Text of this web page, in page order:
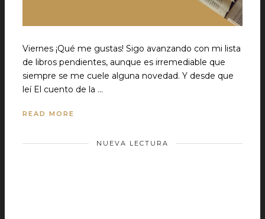
Viernes ¡Qué me gustas! Sigo avanzando con mi lista
de libros pendientes, aunque es irremediable que
siempre se me cuele alguna novedad. Y desde que
leí El cuento de la …
READ MORE
NUEVA LECTURA